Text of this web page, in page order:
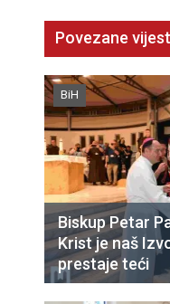
Povezane
BiH
Biskup Petar
Krist je naš
prestaje teći